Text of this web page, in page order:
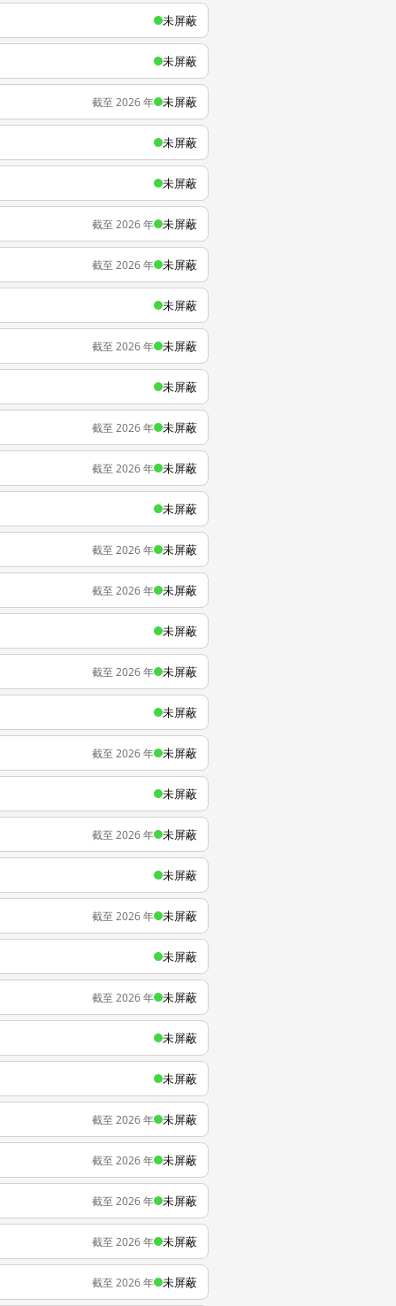
未屏蔽
未屏蔽
截至 2026 年 未屏蔽
未屏蔽
未屏蔽
截至 2026 年 未屏蔽
截至 2026 年 未屏蔽
未屏蔽
截至 2026 年 未屏蔽
未屏蔽
截至 2026 年 未屏蔽
截至 2026 年 未屏蔽
未屏蔽
截至 2026 年 未屏蔽
截至 2026 年 未屏蔽
未屏蔽
截至 2026 年 未屏蔽
未屏蔽
截至 2026 年 未屏蔽
未屏蔽
截至 2026 年 未屏蔽
未屏蔽
截至 2026 年 未屏蔽
未屏蔽
截至 2026 年 未屏蔽
未屏蔽
未屏蔽
截至 2026 年 未屏蔽
截至 2026 年 未屏蔽
截至 2026 年 未屏蔽
截至 2026 年 未屏蔽
截至 2026 年 未屏蔽